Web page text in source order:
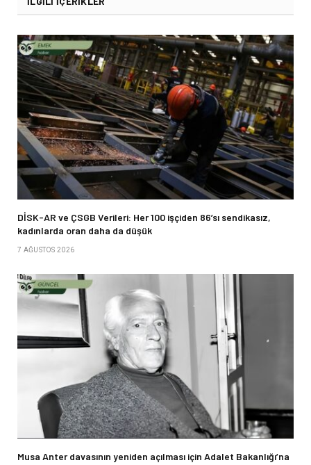
DİSK-AR ve ÇSGB Verileri: Her 100 işçiden 86’sı sendikasız,
kadınlarda oran daha da düşük
7 AĞUSTOS 2026
Musa Anter davasının yeniden açılması için Adalet Bakanlığı’na